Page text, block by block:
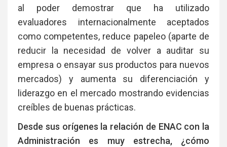
al poder demostrar que ha utilizado
evaluadores internacionalmente aceptados
como competentes, reduce papeleo (aparte de
reducir la necesidad de volver a auditar su
empresa o ensayar sus productos para nuevos
mercados) y aumenta su diferenciación y
liderazgo en el mercado mostrando evidencias
creíbles de buenas prácticas.
Desde sus orígenes la relación de ENAC con la
Administración es muy estrecha, ¿cómo